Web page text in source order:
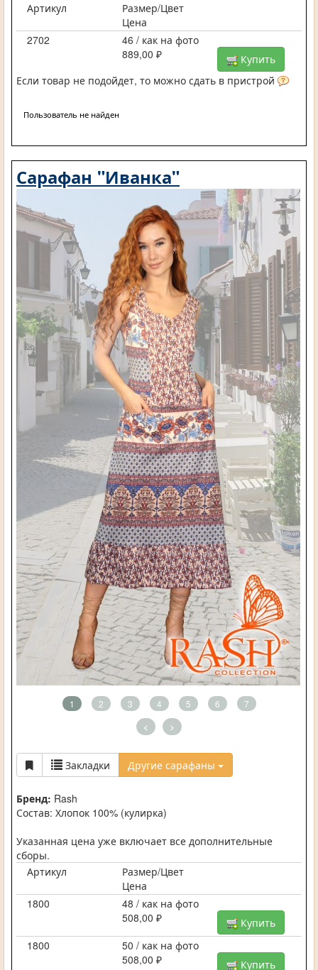
Артикул
Размер/Цвет
Цена
2702
46 / как на фото
889,00 ₽
Купить
Если товар не подойдет, то можно сдать в пристрой
Пользователь не найден
Сарафан "Иванка"
1 2 3 4 5 6 7
< >
Закладки Другие сарафаны
Бренд: Rash
Состав: Хлопок 100% (кулирка)
Указанная цена уже включает все дополнительные
сборы.
Артикул
Размер/Цвет
Цена
1800
48 / как на фото
508,00 ₽
Купить
1800
50 / как на фото
508,00 ₽
Купить